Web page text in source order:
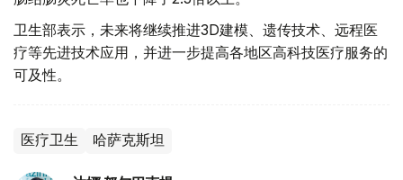
卫生部表示，未来将继续推进3D建模、遗传技术、远程医
疗等先进技术应用，并进一步提高各地区高科技医疗服务的
可及性。
医疗卫生 哈萨克斯坦